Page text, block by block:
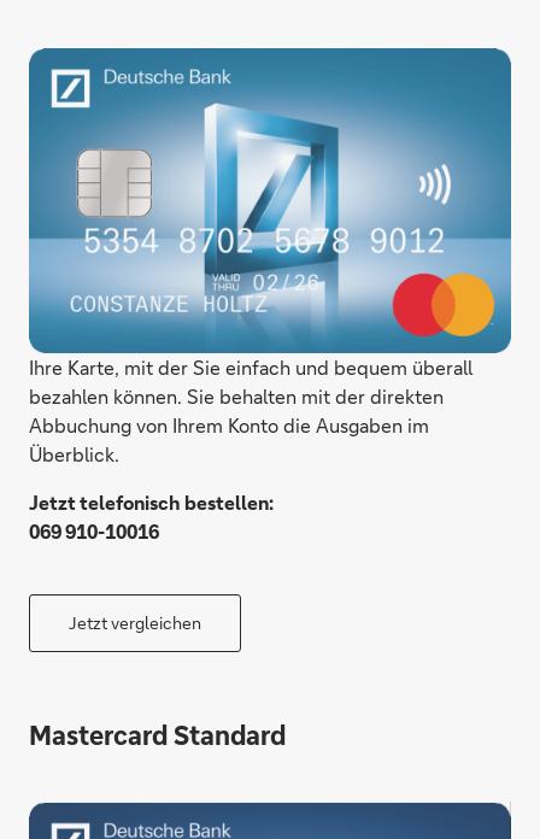
Ihre Karte, mit der Sie einfach und bequem überall
bezahlen können. Sie behalten mit der direkten
Abbuchung von Ihrem Konto die Ausgaben im
Überblick.
Jetzt telefonisch bestellen:
069 910-10016
Jetzt vergleichen
Mastercard Standard